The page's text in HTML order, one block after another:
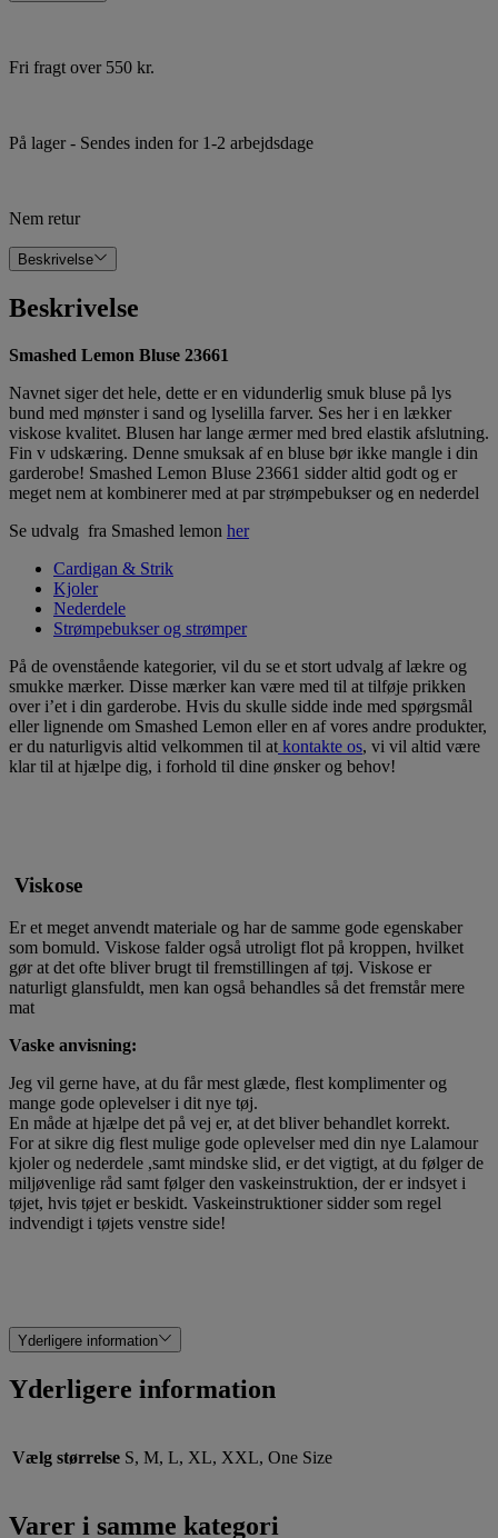
Fri fragt over 550 kr.
På lager - Sendes inden for 1-2 arbejdsdage
Nem retur
Beskrivelse
Beskrivelse
Smashed Lemon Bluse 23661
Navnet siger det hele, dette er en vidunderlig smuk bluse på lys
bund med mønster i sand og lyselilla farver. Ses her i en lækker
viskose kvalitet. Blusen har lange ærmer med bred elastik afslutning.
Fin v udskæring. Denne smuksak af en bluse bør ikke mangle i din
garderobe! Smashed Lemon Bluse 23661 sidder altid godt og er
meget nem at kombinerer med at par strømpebukser og en nederdel
Se udvalg fra Smashed lemon her
Cardigan & Strik
Kjoler
Nederdele
Strømpebukser og strømper
På de ovenstående kategorier, vil du se et stort udvalg af lækre og
smukke mærker. Disse mærker kan være med til at tilføje prikken
over i’et i din garderobe. Hvis du skulle sidde inde med spørgsmål
eller lignende om Smashed Lemon eller en af vores andre produkter,
er du naturligvis altid velkommen til at kontakte os, vi vil altid være
klar til at hjælpe dig, i forhold til dine ønsker og behov!
Viskose
Er et meget anvendt materiale og har de samme gode egenskaber
som bomuld. Viskose falder også utroligt flot på kroppen, hvilket
gør at det ofte bliver brugt til fremstillingen af tøj. Viskose er
naturligt glansfuldt, men kan også behandles så det fremstår mere
mat
Vaske anvisning:
Jeg vil gerne have, at du får mest glæde, flest komplimenter og
mange gode oplevelser i dit nye tøj.
En måde at hjælpe det på vej er, at det bliver behandlet korrekt.
For at sikre dig flest mulige gode oplevelser med din nye Lalamour
kjoler og nederdele ,samt mindske slid, er det vigtigt, at du følger de
miljøvenlige råd samt følger den vaskeinstruktion, der er indsyet i
tøjet, hvis tøjet er beskidt. Vaskeinstruktioner sidder som regel
indvendigt i tøjets venstre side!
Yderligere information
Yderligere information
Vælg størrelse S, M, L, XL, XXL, One Size
Varer i samme kategori